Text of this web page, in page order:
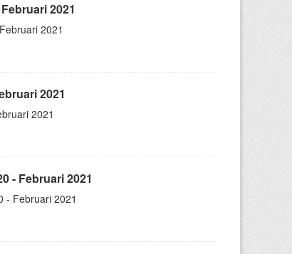
2021
2021
2021
2021
- Februari 2021
- Februari 2021